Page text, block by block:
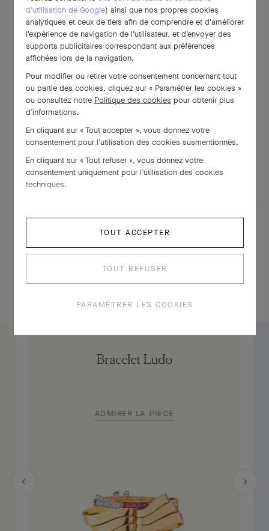
POUR APPROFONDIR
TÉLÉCHARGER
À LA MÊME PÉRIODE
Bracelet Ludo
ADMIRER LA PIÈCE
d'utilisation de Google) ainsi que nos propres cookies
analytiques et ceux de tiers afin de comprendre et d'améliorer
l'expérience de navigation de l'utilisateur, et d'envoyer des
supports publicitaires correspondant aux préférences
affichées lors de la navigation.
Pour modifier ou retirer votre consentement concernant tout
ou partie des cookies, cliquez sur « Paramétrer les cookies »
ou consultez notre Politique des cookies pour obtenir plus
d’informations.
En cliquant sur « Tout accepter », vous donnez votre
consentement pour l’utilisation des cookies susmentionnés.
En cliquant sur « Tout refuser », vous donnez votre
consentement uniquement pour l’utilisation des cookies
techniques.
TOUT ACCEPTER
TOUT REFUSER
PARAMÉTRER LES COOKIES